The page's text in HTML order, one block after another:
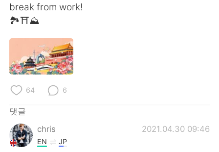
English
繁體中文
العربية
Deutsch
Русский
Indonesia
break from work!
🏞⛩⛰
64 6
댓글
chris
2021.04.30 09:46
EN JP